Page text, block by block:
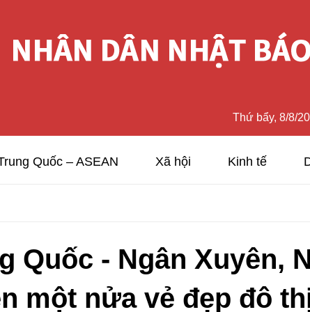
Thứ bẩy, 8/8/
Quốc – ASEAN Xã hội Kinh tế
Quốc - Ngân Xuyên,
một nửa vẻ đẹp đô